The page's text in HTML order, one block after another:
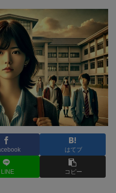
はてブ
LINE コピー